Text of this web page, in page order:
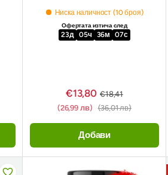
Ниска наличност (10 броя)
Офертата изтича след
23д 05ч 36м 06с
€13,80 €18,41
(26,99 лв) (36,01 лв)
Добави